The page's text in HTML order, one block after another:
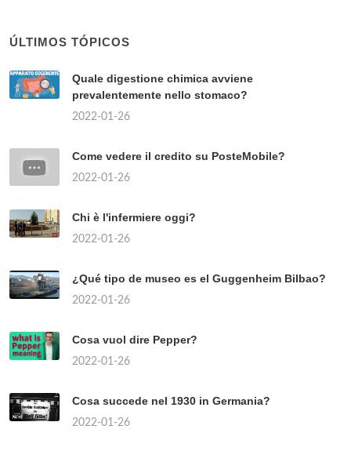
ÚLTIMOS TÓPICOS
Quale digestione chimica avviene
prevalentemente nello stomaco?
2022-01-26
Come vedere il credito su PosteMobile?
2022-01-26
Chi è l'infermiere oggi?
2022-01-26
¿Qué tipo de museo es el Guggenheim Bilbao?
2022-01-26
Cosa vuol dire Pepper?
2022-01-26
Cosa succede nel 1930 in Germania?
2022-01-26